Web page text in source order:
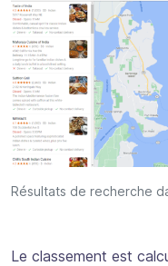
Résultats de recherche
Le classement est